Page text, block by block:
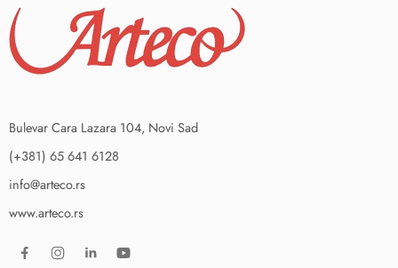
Bulevar Cara Lazara 104, Novi Sad
(+381) 65 641 6128
info@arteco.rs
www.arteco.rs